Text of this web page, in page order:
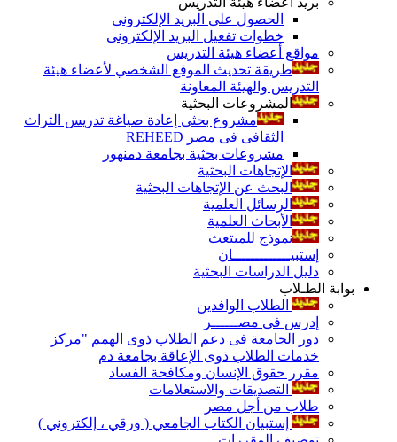
الحصول على البريد الإلكترونى
خطوات تفعيل البريد الإلكترونى
مواقع أعضاء هيئة التدريس
طريقة تحديث الموقع الشخصي لأعضاء هيئة
التدريس والهيئة المعاونة
المشروعات البحثية
مشروع بحثى إعادة صياغة تدريس التراث
الثقافى فى مصر REHEED
مشروعات بحثية بجامعة دمنهور
الإتجاهات البحثية
البحث عن الإتجاهات البحثية
الرسائل العلمية
الأبحاث العلمية
نموذج للمبتعث
إستبيـــــــــــــان
دليل الدراسات البحثية
بوابة الطـلاب
الطلاب الوافدين
إدرس فى مصــــــر
دور الجامعة فى دعم الطلاب ذوى الهمم "مركز
خدمات الطلاب ذوى الإعاقة بجامعة دم
مقرر حقوق الإنسان ومكافحة الفساد
التصديقات والاستعلامات
طلاب من أجل مصر
إستبيان الكتاب الجامعي ( ورقي ، إلكتروني )